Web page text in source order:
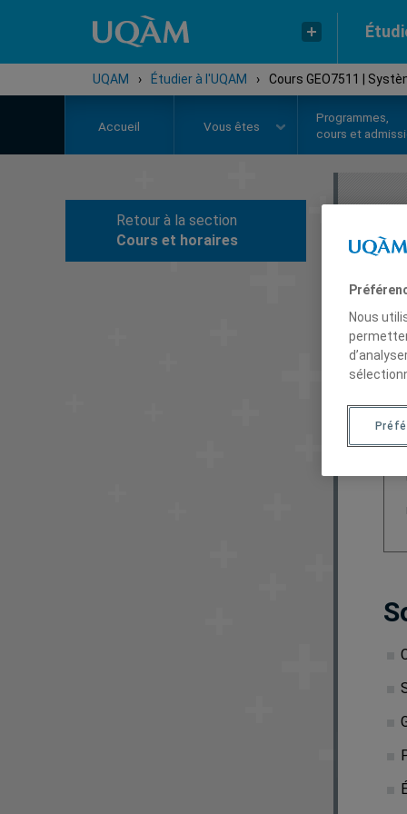
UQAM › Étudier à l'UQAM › Cours GEO7511 |
Accueil Vous êtes
Programmes,
cours et
Retour à la section
Cours et horaires
Nous